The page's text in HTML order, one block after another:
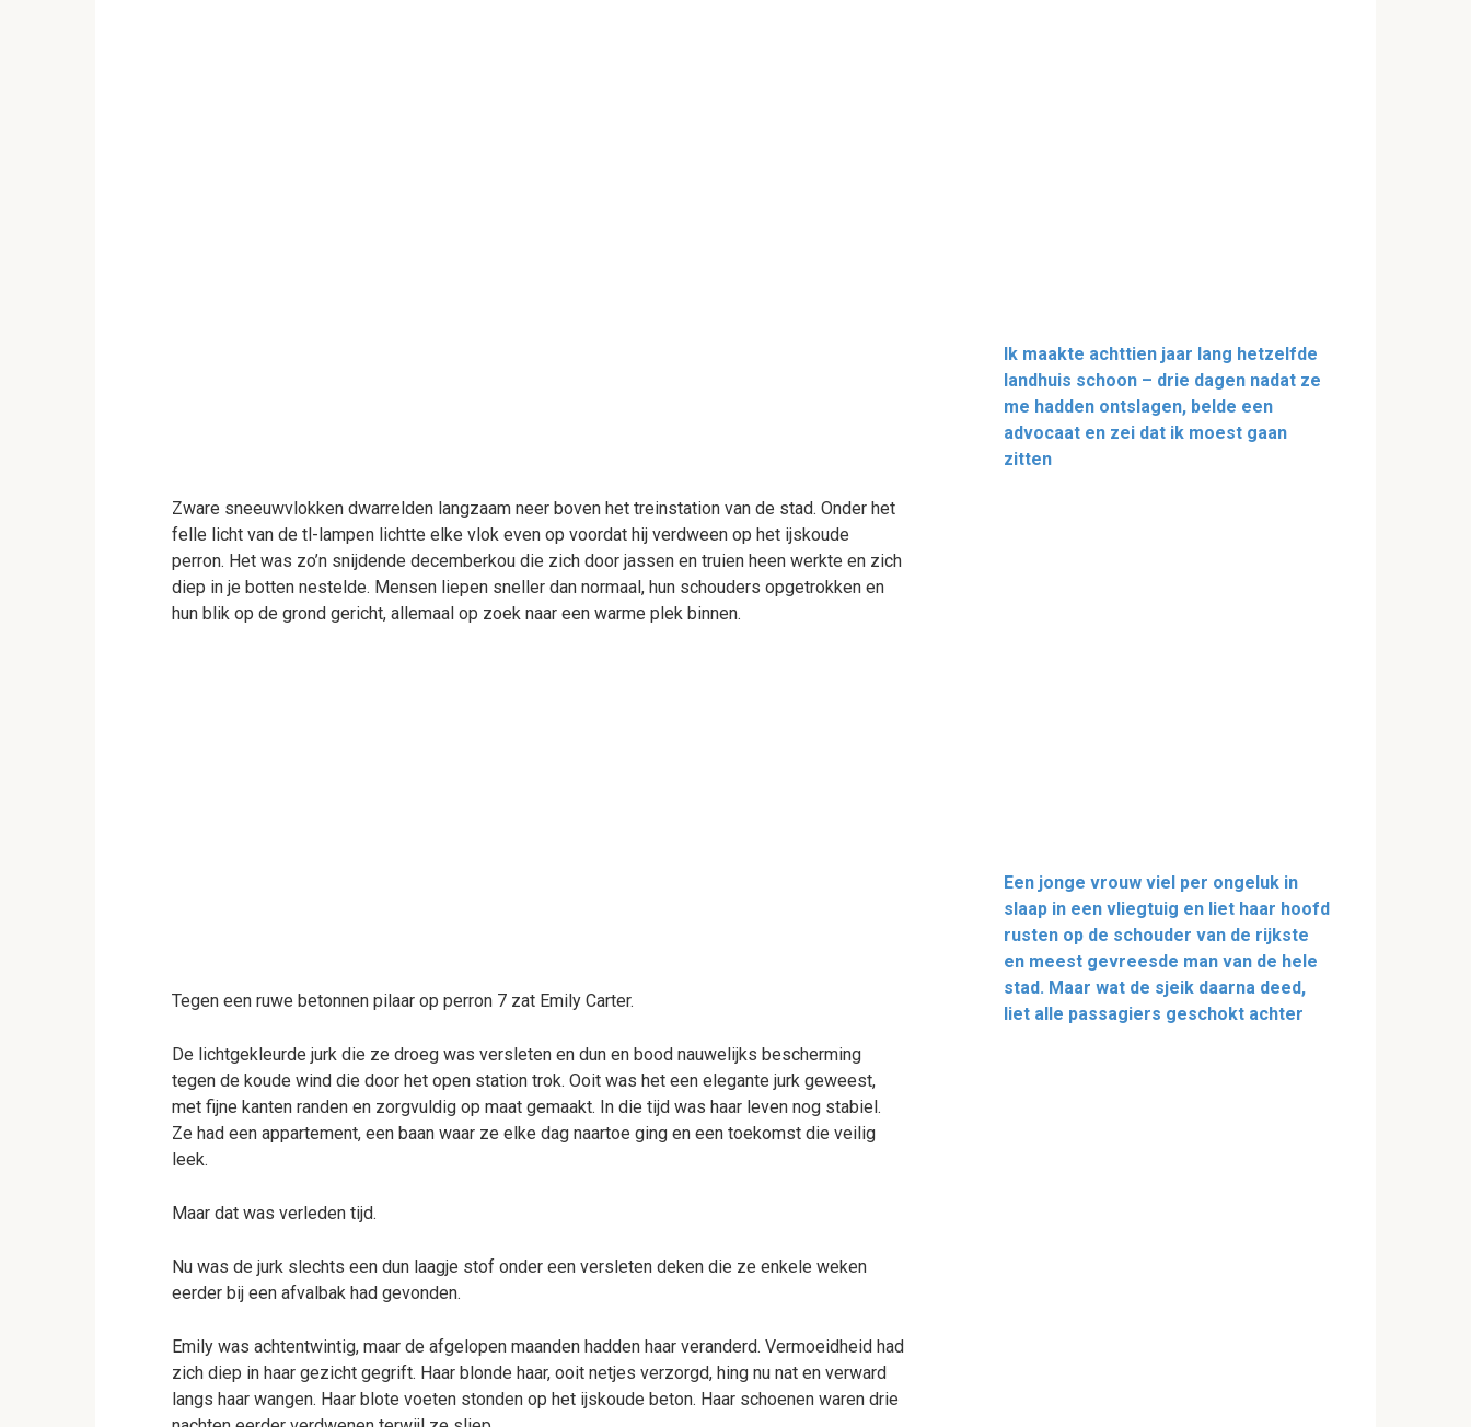
Zware sneeuwvlokken dwarrelden langzaam neer boven het treinstation van de stad. Onder het
felle licht van de tl-lampen lichtte elke vlok even op voordat hij verdween op het ijskoude
perron. Het was zo’n snijdende decemberkou die zich door jassen en truien heen werkte en zich
diep in je botten nestelde. Mensen liepen sneller dan normaal, hun schouders opgetrokken en
hun blik op de grond gericht, allemaal op zoek naar een warme plek binnen.
Tegen een ruwe betonnen pilaar op perron 7 zat Emily Carter.
De lichtgekleurde jurk die ze droeg was versleten en dun en bood nauwelijks bescherming
tegen de koude wind die door het open station trok. Ooit was het een elegante jurk geweest,
met fijne kanten randen en zorgvuldig op maat gemaakt. In die tijd was haar leven nog stabiel.
Ze had een appartement, een baan waar ze elke dag naartoe ging en een toekomst die veilig
leek.
Maar dat was verleden tijd.
Nu was de jurk slechts een dun laagje stof onder een versleten deken die ze enkele weken
eerder bij een afvalbak had gevonden.
Emily was achtentwintig, maar de afgelopen maanden hadden haar veranderd. Vermoeidheid had
zich diep in haar gezicht gegrift. Haar blonde haar, ooit netjes verzorgd, hing nu nat en verward
langs haar wangen. Haar blote voeten stonden op het ijskoude beton. Haar schoenen waren drie
Ik maakte achttien jaar lang hetzelfde
landhuis schoon – drie dagen nadat ze
me hadden ontslagen, belde een
advocaat en zei dat ik moest gaan
zitten
Een jonge vrouw viel per ongeluk in
slaap in een vliegtuig en liet haar hoofd
rusten op de schouder van de rijkste
en meest gevreesde man van de hele
stad. Maar wat de sjeik daarna deed,
liet alle passagiers geschokt achter